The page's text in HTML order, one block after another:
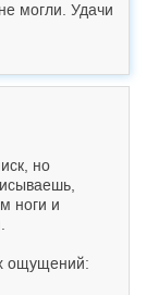
могли. Удачи
но
ноги и
ощущений: